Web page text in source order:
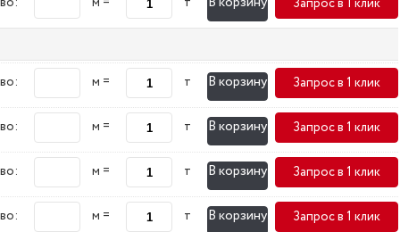
Запрос в 1 клик
м = т В корзину Запрос в 1 клик
м = т В корзину Запрос в 1 клик
м = т В корзину Запрос в 1 клик
м = т В корзину Запрос в 1 клик